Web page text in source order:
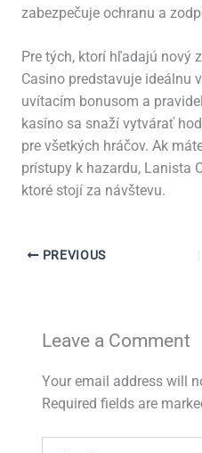
zabezpečuje ochranu a
Pre tých, ktorí hľadajú nový
Casino predstavuje ideálnu
uvítacím bonusom a
kasíno sa snaží vytvárať
pre všetkých hráčov. Ak
prístupy k hazardu, Lanista
ktoré stojí za návštevu.
PREVIOUS
Leave a Comment
Your email address will
Required fields are